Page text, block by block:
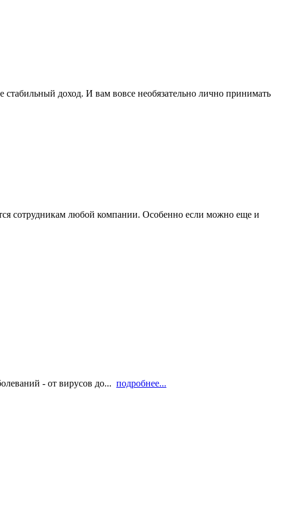
доход. И вам вовсе необязательно лично принимать
сотрудникам любой компании. Особенно если можно еще и
- от вирусов до... подробнее...